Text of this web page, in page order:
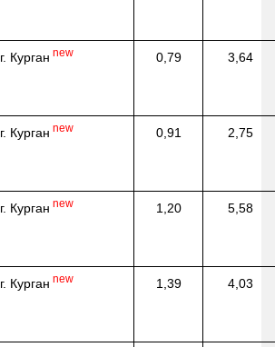
г. Курган new 0,79 3,64
г. Курган new 0,91 2,75
г. Курган new 1,20 5,58
г. Курган new 1,39 4,03